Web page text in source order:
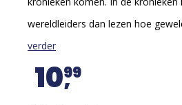
wereldleiders dan lezen hoe
verder
1099